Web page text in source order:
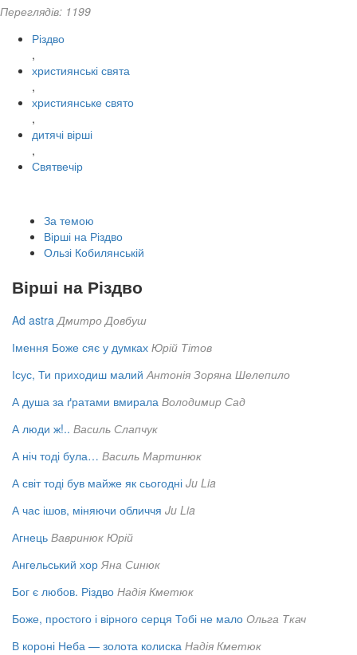
Переглядів: 1199
Різдво
,
християнські свята
,
християнське свято
,
дитячі вірші
,
Святвечір
За темою
Вірші на Різдво
Ользі Кобилянській
Вірші на Різдво
Ad astra Дмитро Довбуш
Імення Боже сяє у думках Юрій Тітов
Ісус, Ти приходиш малий Антонія Зоряна Шелепило
А душа за ґратами вмирала Володимир Сад
А люди ж!.. Василь Слапчук
А ніч тоді була… Василь Мартинюк
А світ тоді був майже як сьогодні Ju Lia
А час ішов, міняючи обличчя Ju Lia
Агнець Вавринюк Юрій
Ангельський хор Яна Синюк
Бог є любов. Різдво Надія Кметюк
Боже, простого і вірного серця Тобі не мало Ольга Ткач
В короні Неба — золота колиска Надія Кметюк